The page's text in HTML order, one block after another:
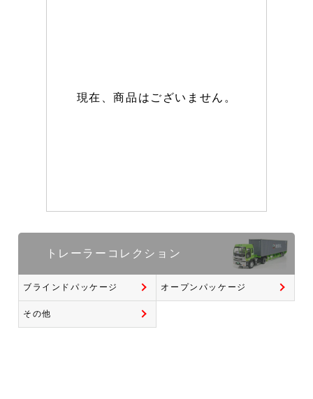
現在、商品はございません。
トレーラーコレクション
ブラインドパッケージ オープンパッケージ
その他